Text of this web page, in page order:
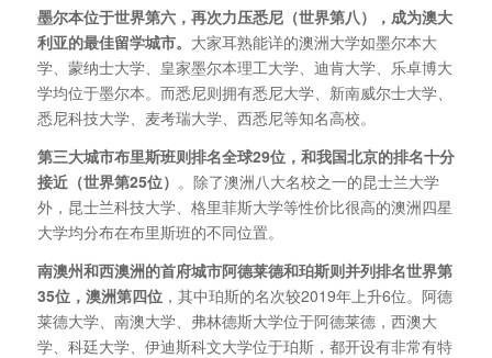
墨尔本位于世界第六，再次力压悉尼（世界第八），成为澳大
利亚的最佳留学城市。 大家耳熟能详的澳洲大学如墨尔本大
学、蒙纳士大学、皇家墨尔本理工大学、迪肯大学、乐卓博大
学均位于墨尔本。而悉尼则拥有悉尼大学、新南威尔士大学、
悉尼科技大学、麦考瑞大学、西悉尼等知名高校。
第三大城市布里斯班则排名全球29位，和我国北京的排名十分
接近（世界第25位） 。除了澳洲八大名校之一的昆士兰大学
外，昆士兰科技大学、格里菲斯大学等性价比很高的澳洲四星
大学均分布在布里斯班的不同位置。
南澳州和西澳洲的首府城市阿德莱德和珀斯则并列排名世界第
35位，澳洲第四位，其中珀斯的名次较2019年上升6位。阿德
莱德大学、南澳大学、弗林德斯大学位于阿德莱德，西澳大
学、科廷大学、伊迪斯科文大学位于珀斯，都开设有非常有特